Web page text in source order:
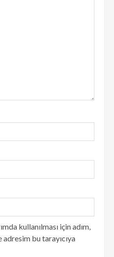
kullanılması için adım,
bu tarayıcıya